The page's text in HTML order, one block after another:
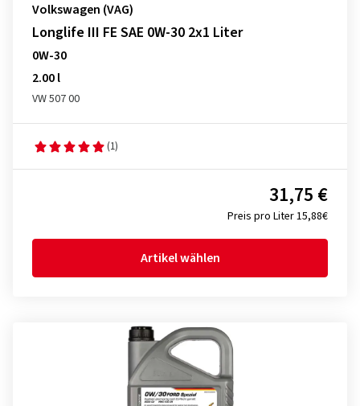
Volkswagen (VAG)
Longlife III FE SAE 0W-30 2x1 Liter
0W-30
2.00 l
VW 507 00
(1)
Preis pro Liter 15,88€
31,75 €
Artikel wählen